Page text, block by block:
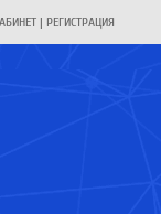
| РЕГИСТРАЦИЯ